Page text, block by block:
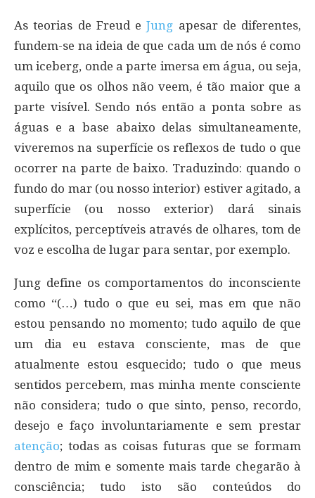
As teorias de Freud eJung apesar de diferentes,
fundem-se na ideia de que cada um de nós é como
um iceberg, onde a parte imersa em água, ou seja,
aquilo que os olhos não veem, é tão maior que a
parte visível. Sendo nós então a ponta sobre as
águas e a base abaixo delas simultaneamente,
viveremos na superfície os reflexos de tudo o que
ocorrer na parte de baixo. Traduzindo: quando o
fundo do mar (ou nosso interior) estiver agitado, a
superfície (ou nosso exterior) dará sinais
explícitos, perceptíveis através de olhares, tom de
voz e escolha de lugar para sentar, por exemplo.
Jung define os comportamentos do inconsciente
como “(…) tudo o que eu sei, mas em que não
estou pensando no momento; tudo aquilo de que
um dia eu estava consciente, mas de que
atualmente estou esquecido; tudo o que meus
sentidos percebem, mas minha mente consciente
não considera; tudo o que sinto, penso, recordo,
desejo e faço involuntariamente e sem prestar
atenção; todas as coisas futuras que se formam
dentro de mim e somente mais tarde chegarão à
consciência; tudo isto são conteúdos do